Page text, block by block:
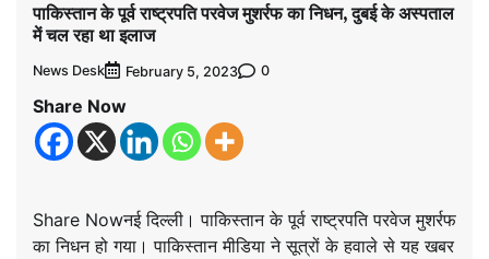
पाकिस्तान के पूर्व राष्ट्रपति परवेज मुशर्रफ का निधन, दुबई के अस्पताल
में चल रहा था इलाज
News Desk February 5, 2023 0
Share Now
Share Nowनई दिल्ली। पाकिस्तान के पूर्व राष्ट्रपति परवेज मुशर्रफ
का निधन हो गया। पाकिस्तान मीडिया ने सूत्रों के हवाले से यह खबर